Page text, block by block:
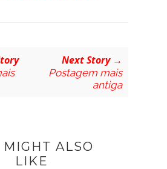
Next Story →
Postagem mais
antiga
MIGHT ALSO
LIKE